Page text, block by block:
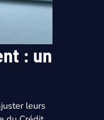
: un
leurs